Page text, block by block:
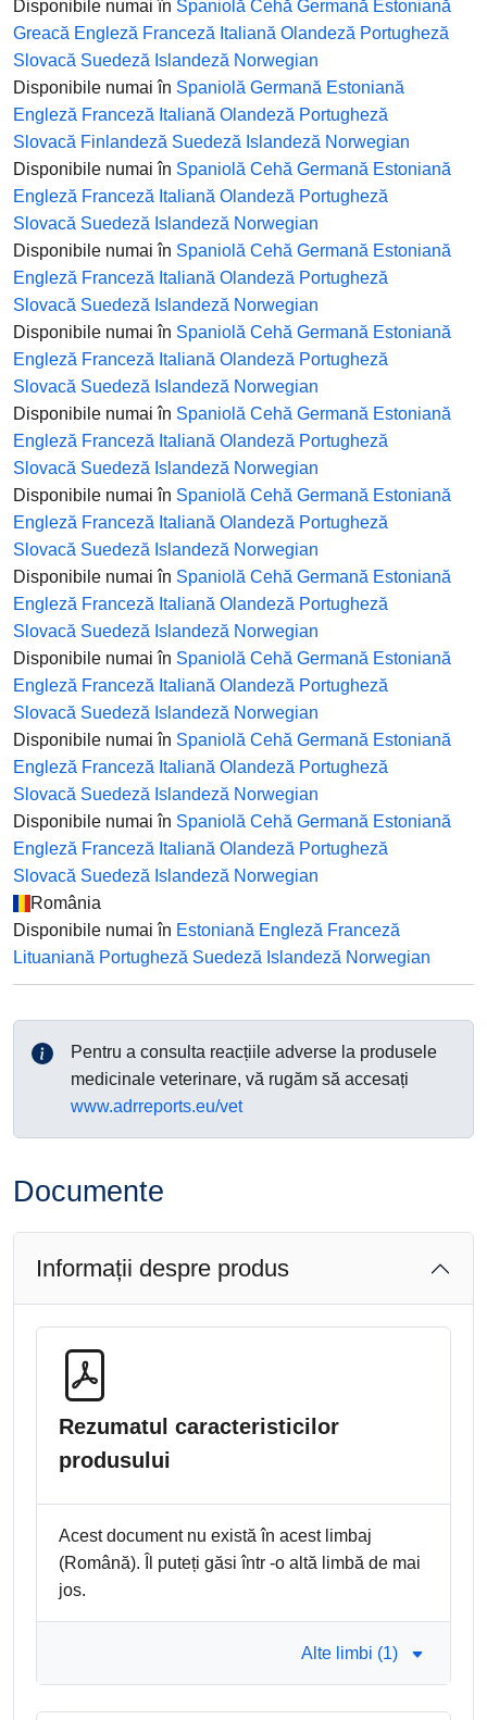
Disponibile numai în Spaniolă Cehă Germană Estoniană
Greacă Engleză Franceză Italiană Olandeză Portugheză
Slovacă Suedeză Islandeză Norwegian
Disponibile numai în Spaniolă Germană Estoniană
Engleză Franceză Italiană Olandeză Portugheză
Slovacă Finlandeză Suedeză Islandeză Norwegian
Disponibile numai în Spaniolă Cehă Germană Estoniană
Engleză Franceză Italiană Olandeză Portugheză
Slovacă Suedeză Islandeză Norwegian
Disponibile numai în Spaniolă Cehă Germană Estoniană
Engleză Franceză Italiană Olandeză Portugheză
Slovacă Suedeză Islandeză Norwegian
Disponibile numai în Spaniolă Cehă Germană Estoniană
Engleză Franceză Italiană Olandeză Portugheză
Slovacă Suedeză Islandeză Norwegian
Disponibile numai în Spaniolă Cehă Germană Estoniană
Engleză Franceză Italiană Olandeză Portugheză
Slovacă Suedeză Islandeză Norwegian
Disponibile numai în Spaniolă Cehă Germană Estoniană
Engleză Franceză Italiană Olandeză Portugheză
Slovacă Suedeză Islandeză Norwegian
Disponibile numai în Spaniolă Cehă Germană Estoniană
Engleză Franceză Italiană Olandeză Portugheză
Slovacă Suedeză Islandeză Norwegian
Disponibile numai în Spaniolă Cehă Germană Estoniană
Engleză Franceză Italiană Olandeză Portugheză
Slovacă Suedeză Islandeză Norwegian
Disponibile numai în Spaniolă Cehă Germană Estoniană
Engleză Franceză Italiană Olandeză Portugheză
Slovacă Suedeză Islandeză Norwegian
Disponibile numai în Spaniolă Cehă Germană Estoniană
Engleză Franceză Italiană Olandeză Portugheză
Slovacă Suedeză Islandeză Norwegian
România
Disponibile numai în Estoniană Engleză Franceză
Lituaniană Portugheză Suedeză Islandeză Norwegian
Pentru a consulta reacțiile adverse la produsele
medicinale veterinare, vă rugăm să accesați
www.adrreports.eu/vet
Documente
Informații despre produs
Rezumatul caracteristicilor
produsului
Acest document nu există în acest limbaj
(Română). Îl puteți găsi într -o altă limbă de mai
jos.
Alte limbi (1)